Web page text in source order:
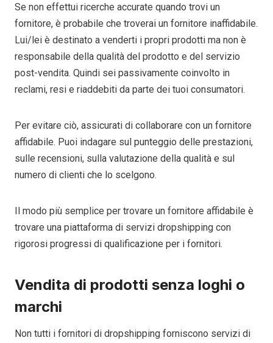
Se non effettui ricerche accurate quando trovi un
fornitore, è probabile che troverai un fornitore inaffidabile.
Lui/lei è destinato a venderti i propri prodotti ma non è
responsabile della qualità del prodotto e del servizio
post-vendita. Quindi sei passivamente coinvolto in
reclami, resi e riaddebiti da parte dei tuoi consumatori.
Per evitare ciò, assicurati di collaborare con un fornitore
affidabile. Puoi indagare sul punteggio delle prestazioni,
sulle recensioni, sulla valutazione della qualità e sul
numero di clienti che lo scelgono.
Il modo più semplice per trovare un fornitore affidabile è
trovare una piattaforma di servizi dropshipping con
rigorosi progressi di qualificazione per i fornitori.
Vendita di prodotti senza loghi o
marchi
Non tutti i fornitori di dropshipping forniscono servizi di